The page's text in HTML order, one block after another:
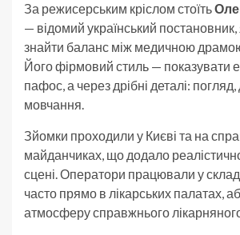
За режисерським кріслом стоїть
— відомий український
знайти баланс між медичною
Його фірмовий стиль — показувати
пафос, а через дрібні деталі: погляд,
мовчання.
Зйомки проходили у Києві та на
майданчиках, що додало
сцені. Оператори працювали у
часто прямо в лікарських палатах,
атмосферу справжнього